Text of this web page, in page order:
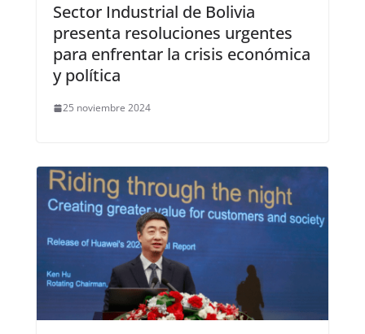
Sector Industrial de Bolivia
presenta resoluciones urgentes
para enfrentar la crisis económica
y política
25 noviembre 2024